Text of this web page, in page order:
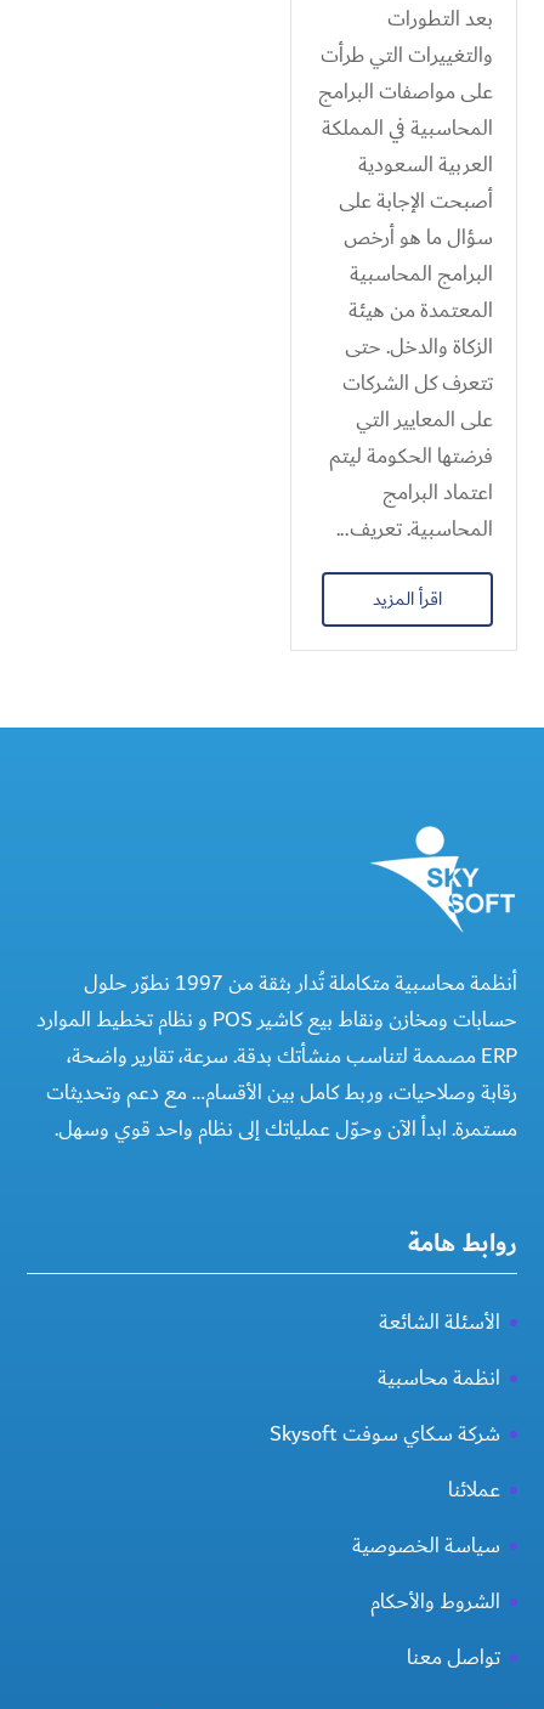
بعد التطورات
والتغييرات التي طرأت
على مواصفات البرامج
المحاسبية في المملكة
العربية السعودية
أصبحت الإجابة على
سؤال ما هو أرخص
البرامج المحاسبية
المعتمدة من هيئة
الزكاة والدخل. حتى
تتعرف كل الشركات
على المعايير التي
فرضتها الحكومة ليتم
اعتماد البرامج
المحاسبية. تعريف...
اقرأ المزيد
أنظمة محاسبية متكاملة تُدار بثقة من 1997 نطوّر حلول
حسابات ومخازن ونقاط بيع كاشير POS و نظام تخطيط الموارد
ERP مصممة لتناسب منشأتك بدقة. سرعة، تقارير واضحة،
رقابة وصلاحيات، وربط كامل بين الأقسام… مع دعم وتحديثات
مستمرة. ابدأ الآن وحوّل عملياتك إلى نظام واحد قوي وسهل.
روابط هامة
الأسئلة الشائعة
انظمة محاسبية
شركة سكاي سوفت Skysoft
عملائنا
سياسة الخصوصية
الشروط والأحكام
تواصل معنا